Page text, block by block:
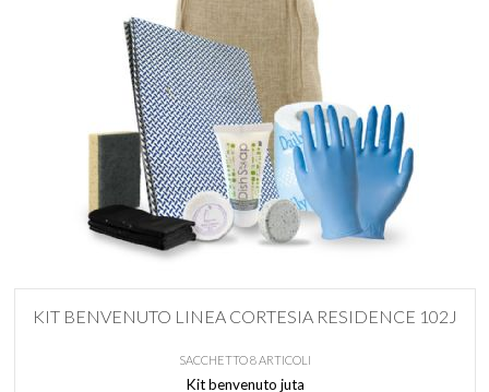
KIT BENVENUTO LINEA CORTESIA RESIDENCE 102J
SACCHETTO 8 ARTICOLI
Kit benvenuto juta